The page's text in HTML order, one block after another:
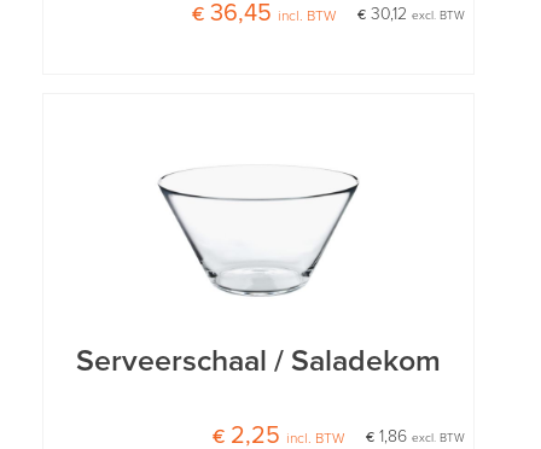
€ 30,12excl. BTW
€ 36,45 incl. BTW
Serveerschaal / Saladekom
€ 1,86excl. BTW
€ 2,25 incl. BTW